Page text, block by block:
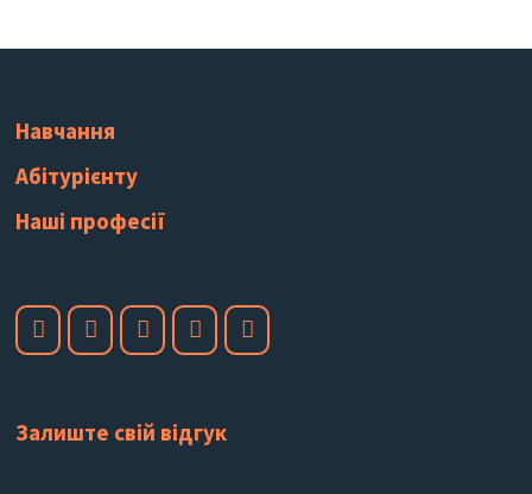
Навчання
Абітурієнту
Наші професії
Залиште свій відгук